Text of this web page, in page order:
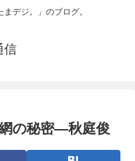
デジ。」のブログ。
信
の秘密―秋庭俊